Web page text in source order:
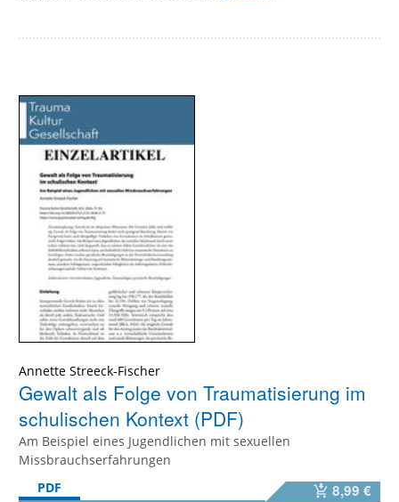
Annette Streeck-Fischer
Gewalt als Folge von Traumatisierung im
schulischen Kontext (PDF)
Am Beispiel eines Jugendlichen mit sexuellen
Missbrauchserfahrungen
PDF
8,99 €